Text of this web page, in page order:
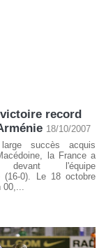
record
18/10/2007
succès acquis
la France a
devant l'équipe
(16-0). Le 18 octobre
00,...